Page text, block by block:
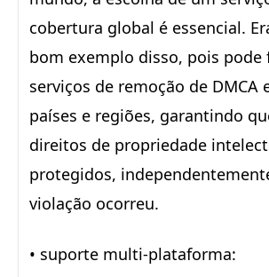
cobertura global é essencial.
bom exemplo disso, pois pode
serviços de remoção de DMCA
países e regiões, garantindo
direitos de propriedade
protegidos,
violação ocorreu.
• suporte multi-plataforma: